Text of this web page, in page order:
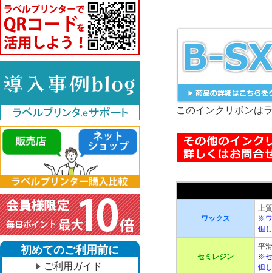
初めてのご利用前に
ご利用ガイド
このインクリボンは
ワックス
上
※ワ
但
セミレジン
平
※セ
但